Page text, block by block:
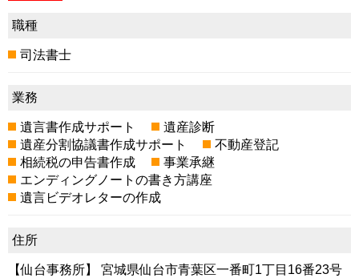
職種
司法書士
業務
遺言書作成サポート
遺産診断
遺産分割協議書作成サポート
不動産登記
相続税の申告書作成
事業承継
エンディングノートの書き方講座
遺言ビデオレターの作成
住所
【仙台事務所】 宮城県仙台市青葉区一番町1丁目16番23号